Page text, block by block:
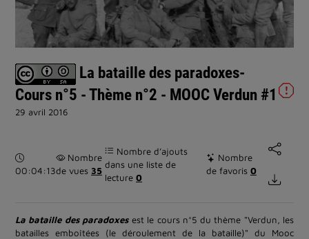
la
vidéo
La bataille des paradoxes-
Cours n°5 - Thème n°2 - MOOC Verdun #1
29 avril 2016
Durée :
00:04:13
Nombre
de vues 35
Nombre d’ajouts
dans une liste de
lecture0
Nombre
de favoris 0
La bataille des paradoxesest le cours n°5 du thème "Verdun, les
batailles emboîtées (le déroulement de la bataille)" du Mooc